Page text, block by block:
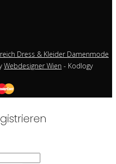
Dress & Kleider Damenmode
Webdesigner Wien - Kodlogy